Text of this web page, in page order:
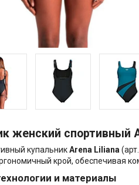
женский спортивный
купальникArena Liliana
крой, обеспечивая
и материалы